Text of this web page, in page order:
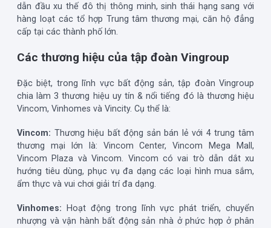
dẫn đầu xu thế đô thị thông minh, sinh thái hạng sang với
hàng loạt các tổ hợp Trung tâm thương mại, căn hộ đẳng
cấp tại các thành phố lớn.
Các thương hiệu của tập đoàn Vingroup
Đặc biệt, trong lĩnh vực bất động sản, tập đoàn Vingroup
chia làm 3 thương hiệu uy tín & nổi tiếng đó là thương hiệu
Vincom, Vinhomes và Vincity. Cụ thể là:
Vincom: Thương hiệu bất động sản bán lẻ với 4 trung tâm
thương mại lớn là: Vincom Center, Vincom Mega Mall,
Vincom Plaza và Vincom. Vincom có vai trò dẫn dắt xu
hướng tiêu dùng, phục vụ đa dạng các loại hình mua sắm,
ẩm thực và vui chơi giải trí đa dạng.
Vinhomes: Hoạt động trong lĩnh vực phát triển, chuyển
nhượng và vận hành bất động sản nhà ở phức hợp ở phân